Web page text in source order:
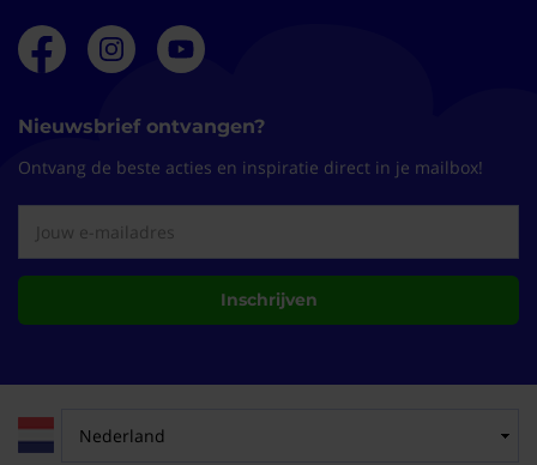
Nieuwsbrief ontvangen?
Ontvang de beste acties en inspiratie direct in je mailbox!
Inschrijven